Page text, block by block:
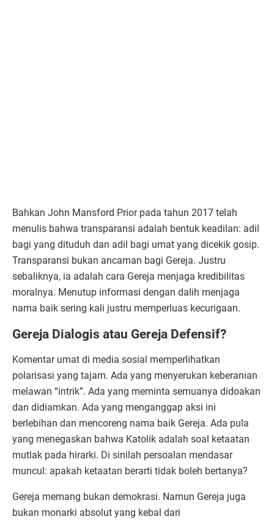
Bahkan John Mansford Prior pada tahun 2017 telah
menulis bahwa transparansi adalah bentuk keadilan: adil
bagi yang dituduh dan adil bagi umat yang dicekik gosip.
Transparansi bukan ancaman bagi Gereja. Justru
sebaliknya, ia adalah cara Gereja menjaga kredibilitas
moralnya. Menutup informasi dengan dalih menjaga
nama baik sering kali justru memperluas kecurigaan.
Gereja Dialogis atau Gereja Defensif?
Komentar umat di media sosial memperlihatkan
polarisasi yang tajam. Ada yang menyerukan keberanian
melawan “intrik”. Ada yang meminta semuanya didoakan
dan didiamkan. Ada yang menganggap aksi ini
berlebihan dan mencoreng nama baik Gereja. Ada pula
yang menegaskan bahwa Katolik adalah soal ketaatan
mutlak pada hirarki. Di sinilah persoalan mendasar
muncul: apakah ketaatan berarti tidak boleh bertanya?
Gereja memang bukan demokrasi. Namun Gereja juga
bukan monarki absolut yang kebal dari